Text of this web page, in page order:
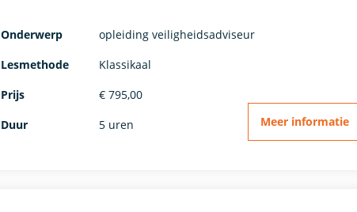
Onderwerp
opleiding veiligheidsadviseur
Lesmethode
Klassikaal
Prijs
€ 795,00
Duur
5 uren Meer informatie